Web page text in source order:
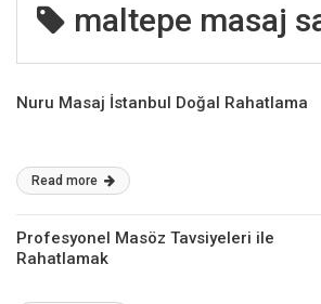
maltepe masaj
Nuru Masaj İstanbul Doğal Rahatlama
Read more
Profesyonel Masöz Tavsiyeleri ile
Rahatlamak